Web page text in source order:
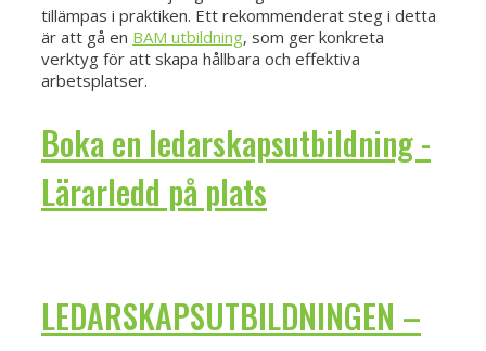
tillämpas i praktiken. Ett rekommenderat steg i detta
är att gå en BAM utbildning, som ger konkreta
verktyg för att skapa hållbara och effektiva
arbetsplatser.
Boka en ledarskapsutbildning -
Lärarledd på plats
LEDARSKAPSUTBILDNINGEN –